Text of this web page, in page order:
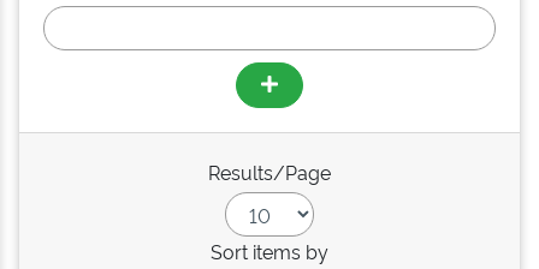
Results/Page
Sort items by